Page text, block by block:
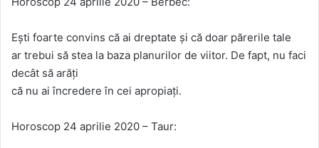
Ești foarte convins că ai dreptate și că doar părerile tale
ar trebui să stea la baza planurilor de viitor. De fapt, nu faci
decât să arăți
că nu ai încredere în cei apropiați.
Horoscop 24 aprilie 2020 – Taur: